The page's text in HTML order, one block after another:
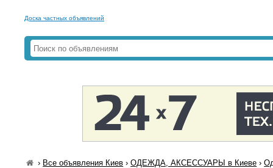
Доска частных объявлений
› Все объявления Киев ›ОДЕЖДА, АКСЕССУАРЫ в Киеве ›